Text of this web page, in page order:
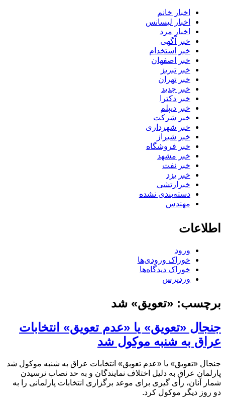
اخبار خانم
اخبار لیسانس
اخبار مرد
خبر آگهی
خبر استخدام
خبر اصفهان
خبر تبریز
خبر تهران
خبر جدید
خبر دکترا
خبر دیپلم
خبر شرکت
خبر شهرداری
خبر شیراز
خبر فروشگاه
خبر مشهد
خبر نفت
خبر یزد
خبرارتشی
دسته‌بندی نشده
مهندس
اطلاعات
ورود
خوراک ورودی‌ها
خوراک دیدگاه‌ها
وردپرس
برچسب: «تعویق» شد
جنجال «تعویق» یا «عدم تعویق» انتخابات
عراق به شنبه موکول شد
جنجال «تعویق» یا «عدم تعویق» انتخابات عراق به شنبه موکول شد
پارلمان عراق به دلیل اختلاف نمایندگان و به حد نصاب نرسیدن
شمار آنان، رأی گیری برای موعد برگزاری انتخابات پارلمانی را به
دو روز دیگر موکول کرد.